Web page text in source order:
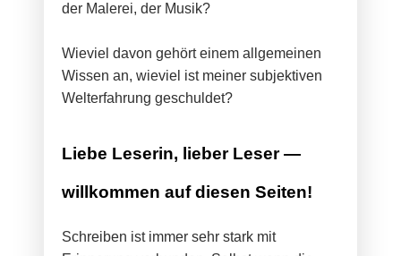
der Malerei, der Musik?
Wieviel davon gehört einem allgemeinen
Wissen an, wieviel ist meiner subjektiven
Welterfahrung geschuldet?
Liebe Leserin, lieber Leser —
willkommen auf diesen Seiten!
Schreiben ist immer sehr stark mit